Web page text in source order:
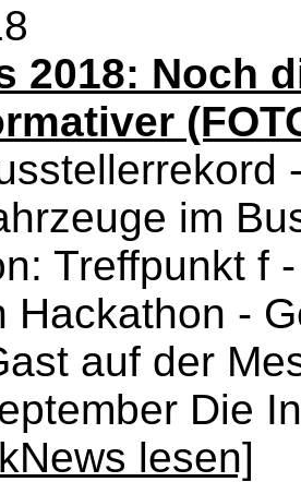
2018: Noch
im
Treffpunkt f
Hackathon -
auf der
Die
lesen]